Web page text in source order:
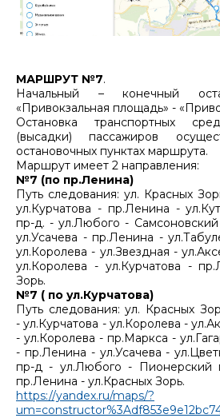
МАРШРУТ №7.
Начальный – конечный
«Привокзальная площадь» -
Остановка транспортных
(высадки) пассажиров
остановочных пунктах маршрута.
Маршрут имеет 2 направления:
№7 (по пр.Ленина)
Путь следования: ул. Красных
ул.Курчатова - пр.Ленина -
пр-д. - ул.Любого -
ул.Усачева - пр.Ленина -
ул.Королева - ул.Звездная -
ул.Королева - ул.Курчатова -
Зорь.
№7 ( по ул.Курчатова)
Путь следования: ул. Красных
- ул.Курчатова - ул.Королева -
- ул.Королева - пр.Маркса -
- пр.Ленина - ул.Усачева -
пр-д - ул.Любого - Пионерский
пр.Ленина - ул.Красных Зорь.
https://yandex.ru/maps/?